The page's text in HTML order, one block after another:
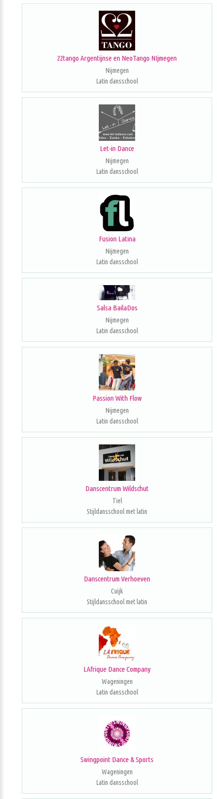
22tango Argentijnse en NeoTango NIjmegen
Nijmegen
Latin dansschool
Let-in Dance
Nijmegen
Latin dansschool
Fusion Latina
Nijmegen
Latin dansschool
Salsa BailaDos
Nijmegen
Latin dansschool
Passion With Flow
Nijmegen
Latin dansschool
Danscentrum Wildschut
Tiel
Stijldansschool met latin
Danscentrum Verhoeven
Cuijk
Stijldansschool met latin
LAfrique Dance Company
Wageningen
Latin dansschool
Swingpoint Dance & Sports
Wageningen
Latin dansschool